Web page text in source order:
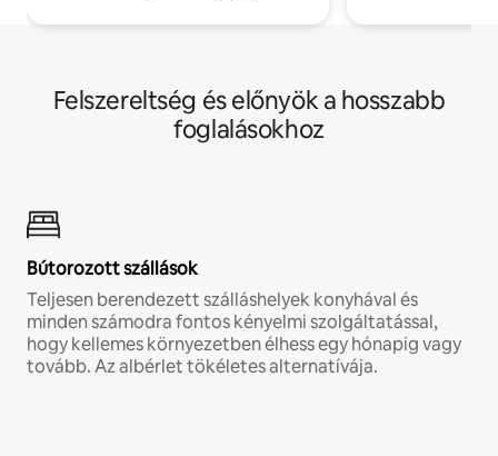
Felszereltség és előnyök a hosszabb
foglalásokhoz
Bútorozott szállások
Teljesen berendezett szálláshelyek konyhával és
minden számodra fontos kényelmi szolgáltatással,
hogy kellemes környezetben élhess egy hónapig vagy
tovább. Az albérlet tökéletes alternatívája.